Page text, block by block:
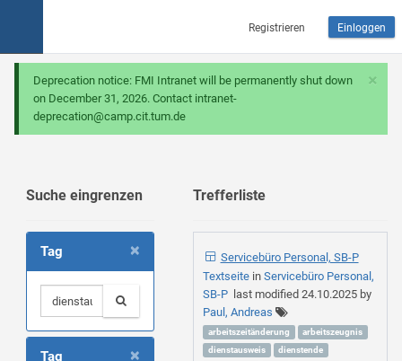
Registrieren Einloggen
×
Deprecation notice: FMI Intranet will be permanently shut down
on December 31, 2026. Contact intranet-
deprecation@camp.cit.tum.de
Suche eingrenzen
×
Tag
×
Tag
Trefferliste
Servicebüro Personal, SB-P
Textseite in Servicebüro Personal,
SB-Plast modified 24.10.2025by
Paul, Andreas
arbeitszeitänderung
arbeitszeugnis
dienstausweis
dienstende